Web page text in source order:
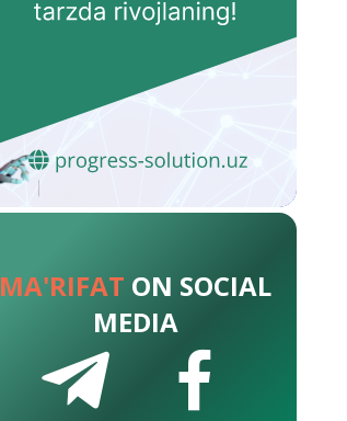
MA'RIFAT ON SOCIAL
MEDIA